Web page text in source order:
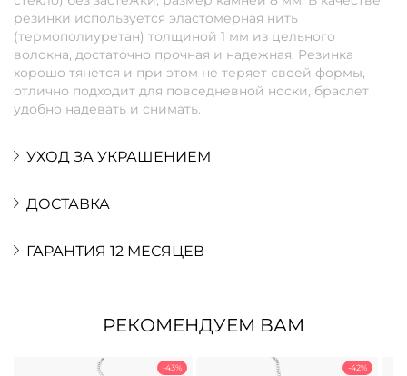
резинки используется эластомерная нить
(термополиуретан) толщиной 1 мм из цельного
волокна, достаточно прочная и надежная. Резинка
хорошо тянется и при этом не теряет своей формы,
отлично подходит для повседневной носки, браслет
удобно надевать и снимать.
УХОД ЗА УКРАШЕНИЕМ
ДОСТАВКА
ГАРАНТИЯ 12 МЕСЯЦЕВ
РЕКОМЕНДУЕМ ВАМ
-43% -42%